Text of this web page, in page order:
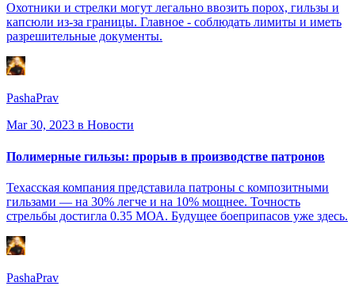
Охотники и стрелки могут легально ввозить порох, гильзы и
капсюли из-за границы. Главное - соблюдать лимиты и иметь
разрешительные документы.
PashaPrav
Mar 30, 2023 в Новости
Полимерные гильзы: прорыв в производстве патронов
Техасская компания представила патроны с композитными
гильзами — на 30% легче и на 10% мощнее. Точность
стрельбы достигла 0.35 МОА. Будущее боеприпасов уже здесь.
PashaPrav